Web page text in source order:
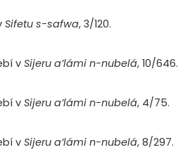
Sifetu s-safwa, 3/120.
v Sijeru a’lámi n-nubelá, 10/646.
v Sijeru a’lámi n-nubelá, 4/75.
v Sijeru a’lámi n-nubelá, 8/297.